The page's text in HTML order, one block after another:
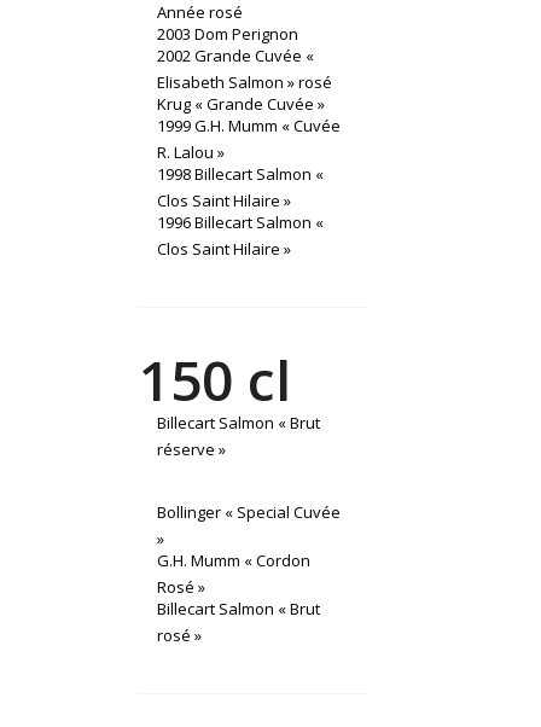
Année rosé
2003 Dom Perignon
2002 Grande Cuvée «
Elisabeth Salmon » rosé
Krug « Grande Cuvée »
1999 G.H. Mumm « Cuvée
R. Lalou »
1998 Billecart Salmon «
Clos Saint Hilaire »
1996 Billecart Salmon «
Clos Saint Hilaire »
150 cl
Billecart Salmon « Brut
réserve »
Bollinger « Special Cuvée
»
G.H. Mumm « Cordon
Rosé »
Billecart Salmon « Brut
rosé »